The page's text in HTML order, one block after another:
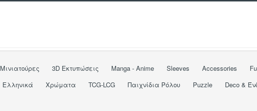
Μινιατούρες 3D Εκτυπώσεις Manga - Anime Sleeves Accessories
Ελληνικά Χρώματα TCG-LCG Παιχνίδια Ρόλου Puzzle Deco &